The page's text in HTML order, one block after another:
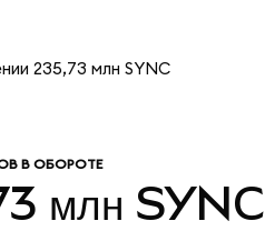
235,73 млн SYNC
В ОБОРОТЕ
млн SYNC